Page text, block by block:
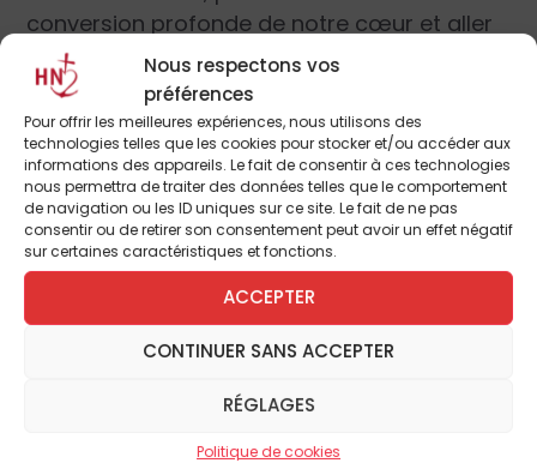
Nous respectons vos
préférences
Pour offrir les meilleures expériences, nous utilisons des
technologies telles que les cookies pour stocker et/ou accéder aux
informations des appareils. Le fait de consentir à ces technologies
nous permettra de traiter des données telles que le comportement
de navigation ou les ID uniques sur ce site. Le fait de ne pas
consentir ou de retirer son consentement peut avoir un effet négatif
sur certaines caractéristiques et fonctions.
ACCEPTER
CONTINUER SANS ACCEPTER
RÉGLAGES
Politique de cookies
conversion profonde de notre cœur et aller
par les routes du monde proclamer
l’Évangile de l’espérance aux hommes et aux
femmes de notre temps, dans un dialogue
respectueux avec tous. Que ce temps de
grâce permette aussi de consolider la
communion à l’intérieur de la grande famille
qu’est l’Église catholique et contribue à
restaurer l’unité entre tous les chrétiens, ce
Le renouveau de l’Église passe aussi à
travers le témoignage offert par la vie des